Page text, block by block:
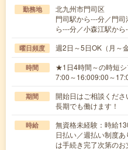
勤務地
北九州市門司区
門司駅から---分／門
ら---分／小森江駅か
曜日頻度 週2日～5日OK（月
時間
★1日4時間～の時短
7:00～16:009:00～
期間
開始日はご相談くだ
長期でも働けます！
時給
無資格未経験：時給
日払い／週払い制度
は手続き完了次第のお